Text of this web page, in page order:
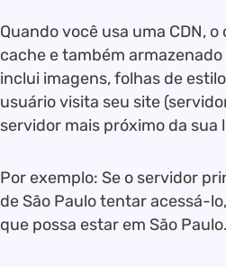
Quando você usa uma CDN,
cache e também
inclui imagens, folhas de
usuário visita seu site
servidor mais próximo da sua
Por exemplo: Se o servidor
de São Paulo tentar acessá-
que possa estar em São Paulo.